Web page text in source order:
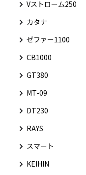
Vストローム250
カタナ
ゼファー1100
CB1000
GT380
MT-09
DT230
RAYS
スマート
KEIHIN